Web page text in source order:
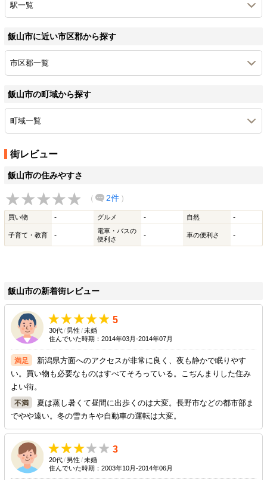
駅一覧
飯山市に近い市区郡から探す
市区郡一覧
飯山市の町域から探す
町域一覧
街レビュー
飯山市の住みやすさ
（ 2件 ）
買い物 - グルメ - 自然 -
子育て・教育 -
電車・バスの
便利さ
- 車の便利さ -
飯山市の新着街レビュー
5
30代/ 男性/未婚
住んでいた時期：2014年03月-2014年07月
新潟県方面へのアクセスが非常に良く、夜も静かで眠りやす
い。買い物も必要なものはすべてそろっている。こぢんまりした住み
よい街。
夏は蒸し暑くて昼間に出歩くのは大変。長野市などの都市部ま
でやや遠い。冬の雪カキや自動車の運転は大変。
3
20代/ 男性/未婚
住んでいた時期：2003年10月-2014年06月